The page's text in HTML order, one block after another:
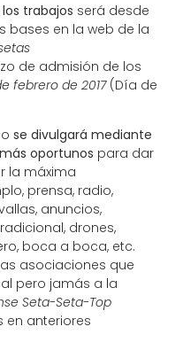
trabajos será desde
bases en la web de la
de admisión de los
febrero de 2017(Día de
se divulgará mediante
oportunos para dar
la máxima
prensa, radio,
anuncios,
drones,
boca a boca, etc.
asociaciones que
pero jamás a la
Seta-Seta-Top
anteriores